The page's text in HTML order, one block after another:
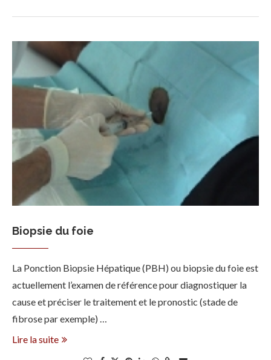
Biopsie du foie
La Ponction Biopsie Hépatique (PBH) ou biopsie du foie est
actuellement l’examen de référence pour diagnostiquer la
cause et préciser le traitement et le pronostic (stade de
fibrose par exemple) …
Lire la suite